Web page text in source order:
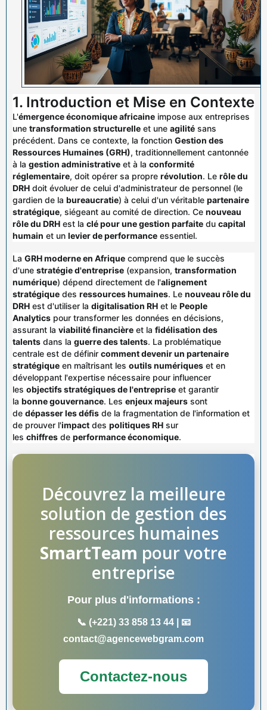
1. Introduction et Mise en Contexte
L'émergence économique africaine impose aux entreprises
une transformation structurelle et une agilité sans
précédent. Dans ce contexte, la fonction Gestion des
Ressources Humaines (GRH), traditionnellement cantonnée
à la gestion administrative et à la conformité
réglementaire, doit opérer sa propre révolution. Le rôle du
DRH doit évoluer de celui d'administrateur de personnel (le
gardien de la bureaucratie) à celui d'un véritable partenaire
stratégique, siégeant au comité de direction. Ce nouveau
rôle du DRH est la clé pour une gestion parfaite du capital
humain et un levier de performance essentiel.
La GRH moderne en Afrique comprend que le succès
d'une stratégie d'entreprise (expansion, transformation
numérique) dépend directement de l'alignement
stratégique des ressources humaines. Le nouveau rôle du
DRH est d'utiliser la digitalisation RH et le People
Analytics pour transformer les données en décisions,
assurant la viabilité financière et la fidélisation des
talents dans la guerre des talents. La problématique
centrale est de définir comment devenir un partenaire
stratégique en maîtrisant les outils numériques et en
développant l'expertise nécessaire pour influencer
les objectifs stratégiques de l'entreprise et garantir
la bonne gouvernance. Les enjeux majeurs sont
de dépasser les défis de la fragmentation de l'information et
de prouver l'impact des politiques RH sur
les chiffres de performance économique.
Découvrez la meilleure
solution de gestion des
ressources humaines
SmartTeam pour votre
entreprise
Pour plus d'informations :
📞 (+221) 33 858 13 44 | 📧
contact@agencewebgram.com
Contactez-nous